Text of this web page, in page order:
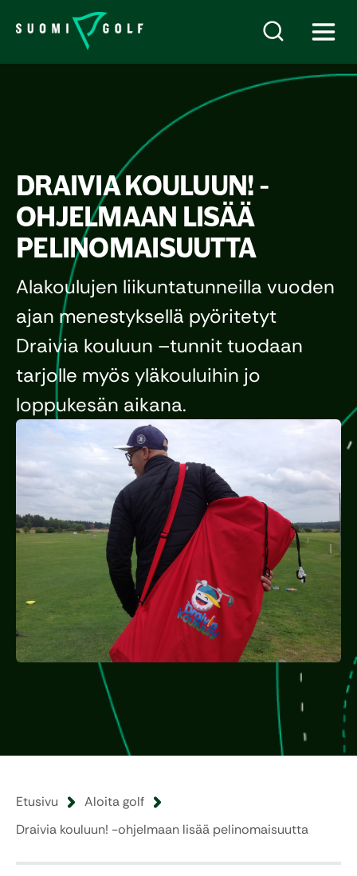
DRAIVIA KOULUUN! -
OHJELMAAN LISÄÄ
PELINOMAISUUTTA
Alakoulujen liikuntatunneilla vuoden
ajan menestyksellä pyöritetyt
Draivia kouluun –tunnit tuodaan
tarjolle myös yläkouluihin jo
loppukesän aikana.
Etusivu
Aloita golf
Draivia kouluun! -ohjelmaan lisää pelinomaisuutta